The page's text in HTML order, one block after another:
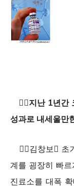
지난 1년간
성과로 내세울만
김창보 초
계를 굉장히 빠
진료소를 대폭